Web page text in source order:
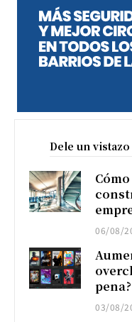
Dele un
06/08/
pena?
03/08/